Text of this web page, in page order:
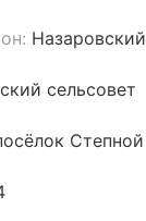
Назаровский
сельсовет
Степной